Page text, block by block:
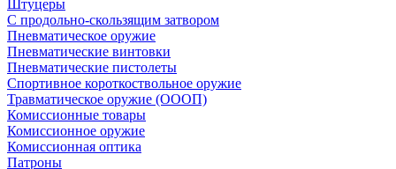
Штуцеры
С продольно-скользящим затвором
Пневматическое оружие
Пневматические винтовки
Пневматические пистолеты
Спортивное короткоствольное оружие
Травматическое оружие (ОООП)
Комиссионные товары
Комиссионное оружие
Комиссионная оптика
Патроны